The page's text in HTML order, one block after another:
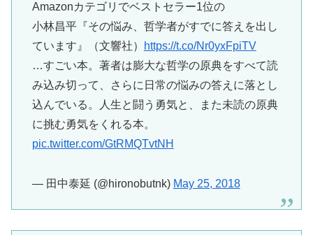
Amazonカテゴリでベストセラー1位の
小林昌平『その悩み、哲学者がすでに答えを出し
ています』（文響社）
https://t.co/Nr0yxFpiTV
…すごい本。著者は膨大な哲学の原典をすべて読
み込み切って、さらに日常の悩みの答えに落とし
込んでいる。人生と闘う勇気と、また未読の原典
に挑む勇気をくれる本。
pic.twitter.com/GtRMQTvtNH
— 田中泰延 (@hironobutnk) May 25, 2018